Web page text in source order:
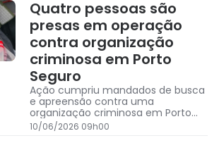
Quatro pessoas são
presas em operação
contra organização
criminosa em Porto
Seguro
Ação cumpriu mandados de busca
e apreensão contra uma
organização criminosa em Porto
Seguro
10/06/2026 09h00